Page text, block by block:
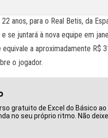
anos, para o Real Betis, da
se juntará à nova equipe em
a aproximadamente R$
o jogador.
gratuito de Excel do Básico ao
no seu próprio ritmo. Não